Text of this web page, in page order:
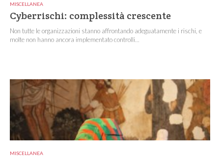
MISCELLANEA
Cyberrischi: complessità crescente
Non tutte le organizzazioni stanno affrontando adeguatamente i rischi, e
molte non hanno ancora implementato controlli...
MISCELLANEA